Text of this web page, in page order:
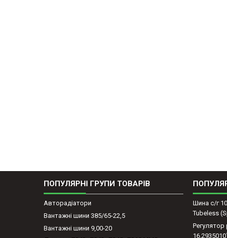
ПОПУЛЯРНІ ГРУПИ ТОВАРІВ
Авторадіатори
Вантажні шини 385/65-22,5
Вантажні шини 9,00-20
Шина с/г
Tubeless
Регулятор